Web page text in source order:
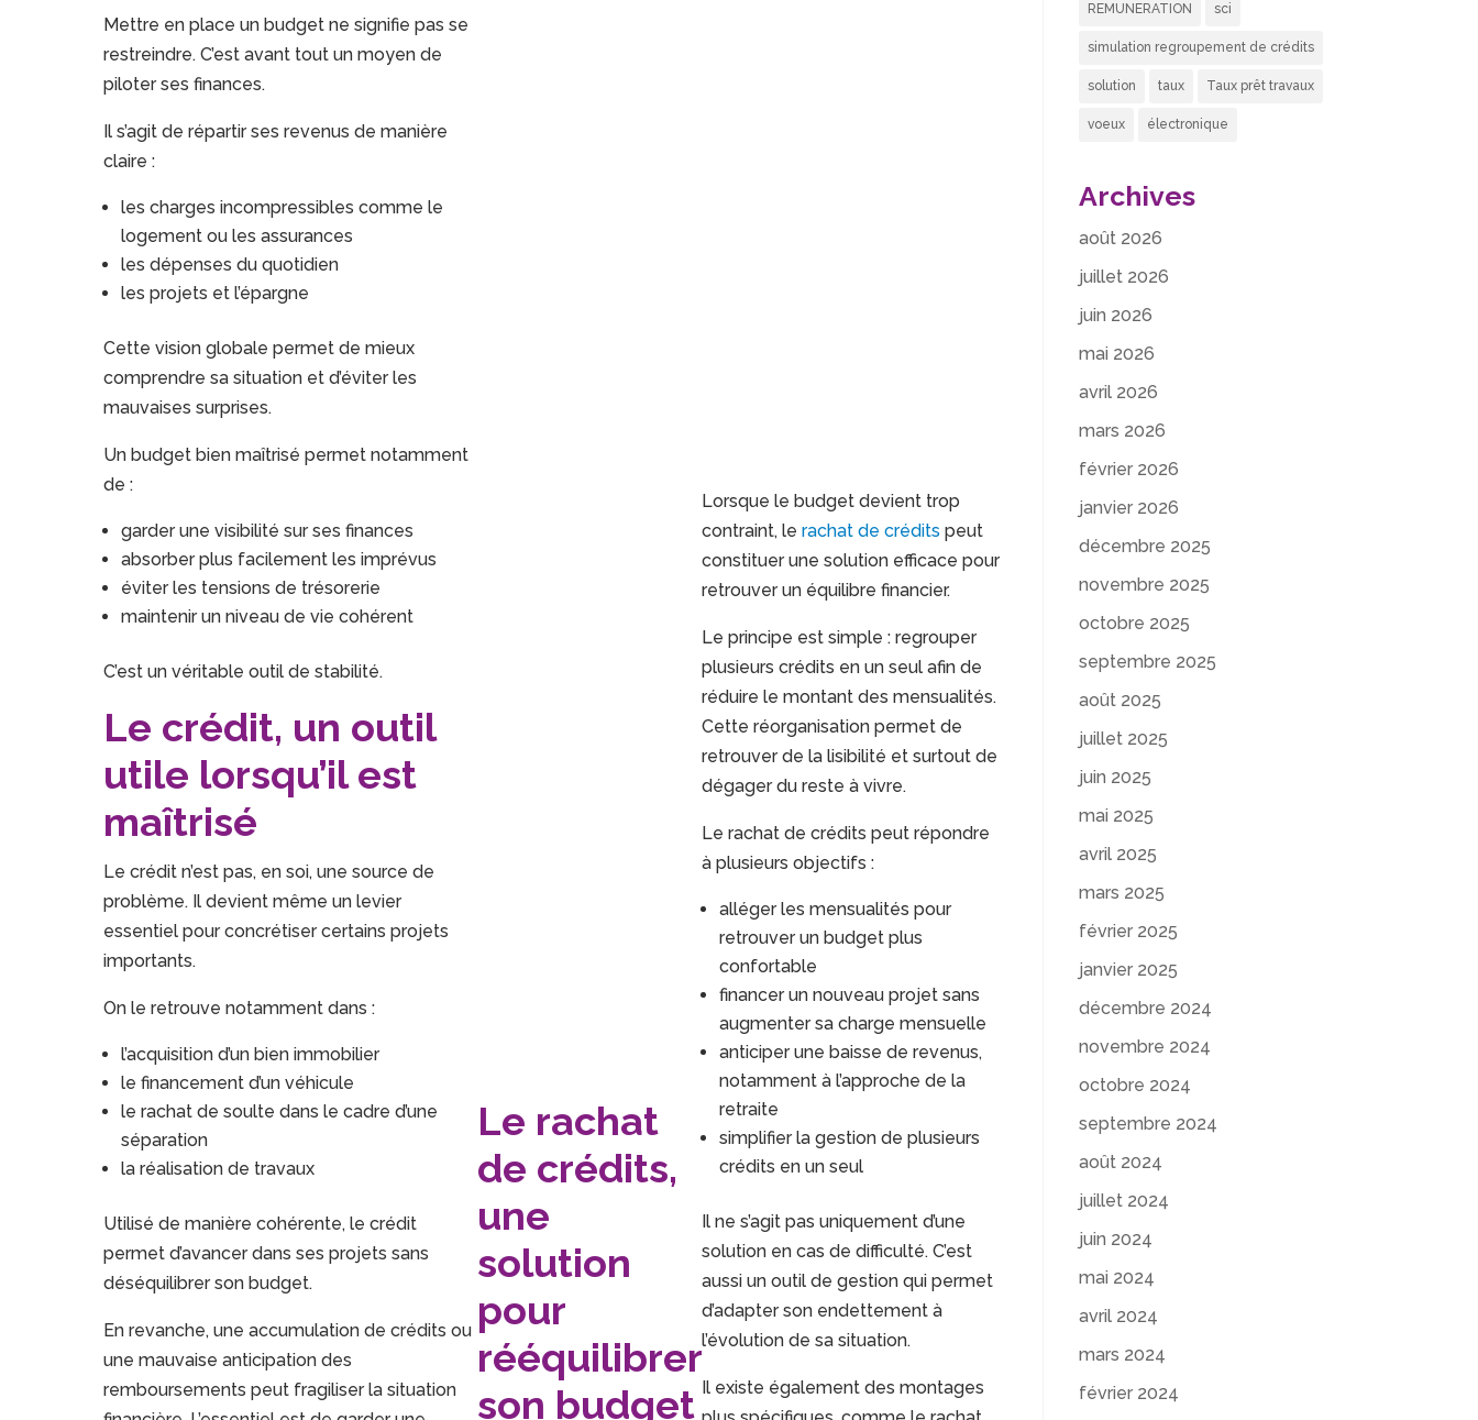
Mettre en place un budget ne signifie pas se
restreindre. C’est avant tout un moyen de
piloter ses finances.
Il s’agit de répartir ses revenus de manière
claire :
les charges incompressibles comme le
logement ou les assurances
les dépenses du quotidien
les projets et l’épargne
Cette vision globale permet de mieux
comprendre sa situation et d’éviter les
mauvaises surprises.
Un budget bien maîtrisé permet notamment
de :
garder une visibilité sur ses finances
absorber plus facilement les imprévus
éviter les tensions de trésorerie
maintenir un niveau de vie cohérent
C’est un véritable outil de stabilité.
Le crédit, un outil
utile lorsqu’il est
maîtrisé
Le crédit n’est pas, en soi, une source de
problème. Il devient même un levier
essentiel pour concrétiser certains projets
importants.
On le retrouve notamment dans :
l’acquisition d’un bien immobilier
le financement d’un véhicule
le rachat de soulte dans le cadre d’une
séparation
la réalisation de travaux
Utilisé de manière cohérente, le crédit
permet d’avancer dans ses projets sans
déséquilibrer son budget.
En revanche, une accumulation de crédits ou
une mauvaise anticipation des
remboursements peut fragiliser la situation
Le rachat
de crédits,
une
solution
pour
rééquilibrer
son budget
Lorsque le budget devient trop
contraint, le rachat de crédits peut
constituer une solution efficace pour
retrouver un équilibre financier.
Le principe est simple : regrouper
plusieurs crédits en un seul afin de
réduire le montant des mensualités.
Cette réorganisation permet de
retrouver de la lisibilité et surtout de
dégager du reste à vivre.
Le rachat de crédits peut répondre
à plusieurs objectifs :
alléger les mensualités pour
retrouver un budget plus
confortable
financer un nouveau projet sans
augmenter sa charge mensuelle
anticiper une baisse de revenus,
notamment à l’approche de la
retraite
simplifier la gestion de plusieurs
crédits en un seul
Il ne s’agit pas uniquement d’une
solution en cas de difficulté. C’est
aussi un outil de gestion qui permet
d’adapter son endettement à
l’évolution de sa situation.
Il existe également des montages
REMUNERATION sci
simulation regroupement de crédits
solution taux Taux prêt travaux
voeux électronique
Archives
août 2026
juillet 2026
juin 2026
mai 2026
avril 2026
mars 2026
février 2026
janvier 2026
décembre 2025
novembre 2025
octobre 2025
septembre 2025
août 2025
juillet 2025
juin 2025
mai 2025
avril 2025
mars 2025
février 2025
janvier 2025
décembre 2024
novembre 2024
octobre 2024
septembre 2024
août 2024
juillet 2024
juin 2024
mai 2024
avril 2024
mars 2024
février 2024